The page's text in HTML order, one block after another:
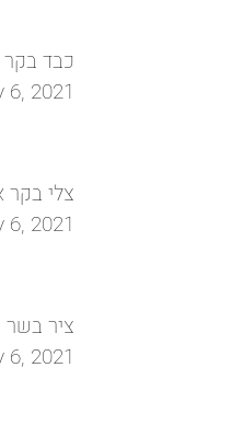
כבד בקר
6, 2021
צלי בקר
6, 2021
ציר בשר
6, 2021